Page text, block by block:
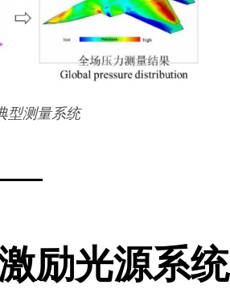
型测量系统
励光源系统